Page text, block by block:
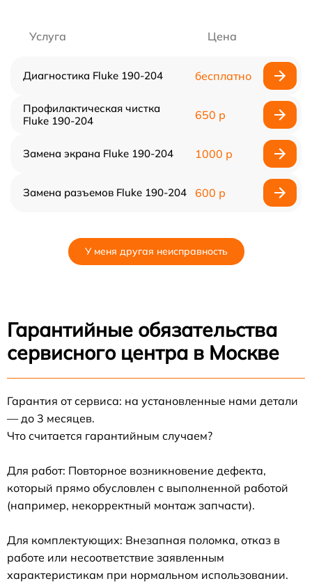
Услуга Цена
Диагностика Fluke 190-204 бесплатно
Профилактическая чистка
Fluke 190-204
650 р
Замена экрана Fluke 190-204 1000 р
Замена разъемов Fluke 190-204 600 р
У меня другая неисправность
Гарантийные обязательства
сервисного центра в Москве
Гарантия от сервиса: на установленные нами детали
— до 3 месяцев.
Что считается гарантийным случаем?
Для работ: Повторное возникновение дефекта,
который прямо обусловлен с выполненной работой
(например, некорректный монтаж запчасти).
Для комплектующих: Внезапная поломка, отказ в
работе или несоответствие заявленным
характеристикам при нормальном использовании.